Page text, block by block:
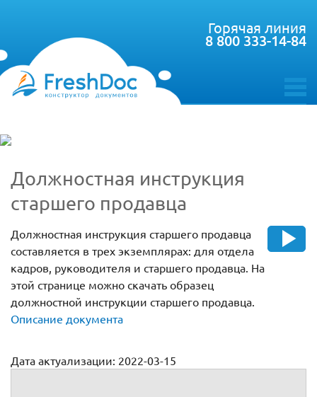
toggle
Горячая линия
8 800 333-14-84
Должностная инструкция
старшего продавца
Должностная инструкция старшего продавца
составляется в трех экземплярах: для отдела
кадров, руководителя и старшего продавца. На
этой странице можно скачать образец
должностной инструкции старшего продавца.
Описание документа
Дата актуализации: 2022-03-15